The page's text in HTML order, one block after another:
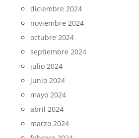
diciembre 2024
noviembre 2024
octubre 2024
septiembre 2024
julio 2024
junio 2024
mayo 2024
abril 2024
marzo 2024